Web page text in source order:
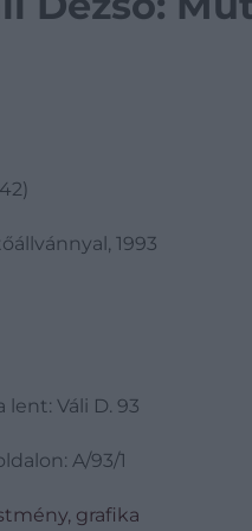
1993
lent: Váli D. 93
A/93/1
grafika